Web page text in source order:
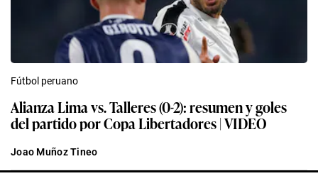
Fútbol peruano
Alianza Lima vs. Talleres (0-2): resumen y goles
del partido por Copa Libertadores | VIDEO
Joao Muñoz Tineo